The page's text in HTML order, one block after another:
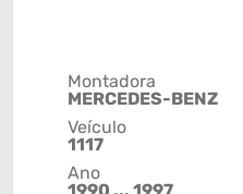
Montadora
MERCEDES-BENZ
Veículo
1117
Ano